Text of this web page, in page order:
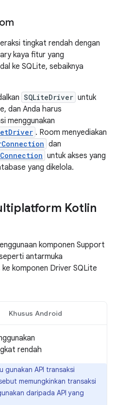
tingkat rendah dengan
kaya fitur yang
ke SQLite, sebaiknya
SQLiteDriver untuk
dan Anda harus
menggunakan
. Room menyediakan
dan
untuk akses yang
yang dikelola.
Kotlin
komponen Support
antarmuka
ke komponen Driver SQLite
Khusus Android
rendah
gunakan API transaksi
memungkinkan transaksi
daripada API yang